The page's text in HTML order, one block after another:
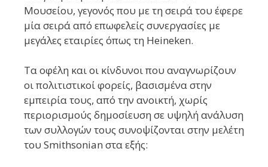
Μουσείου, γεγονός που με τη σειρά του έφερε
μία σειρά από επωφελείς συνεργασίες με
μεγάλες εταιρίες όπως τη Heineken.
Τα οφέλη και οι κίνδυνοι που αναγνωρίζουν
οι πολιτιστικοί φορείς, βασισμένα στην
εμπειρία τους, από την ανοικτή, χωρίς
περιορισμούς δημοσίευση σε υψηλή ανάλυση
των συλλογών τους συνοψίζονται στην μελέτη
του Smithsonian στα εξής: